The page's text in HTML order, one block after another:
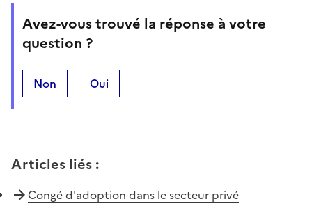
Avez-vous trouvé la réponse à votre
question ?
Non Oui
Articles liés :
Congé d'adoption dans le secteur privé